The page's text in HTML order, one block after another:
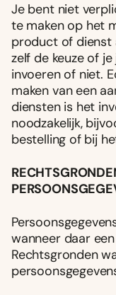
Je bent niet
te maken op het
product of dienst
zelf de keuze of
invoeren of niet.
maken van een
diensten is het
noodzakelijk,
bestelling of bij
wanneer daar
Rechtsgronden